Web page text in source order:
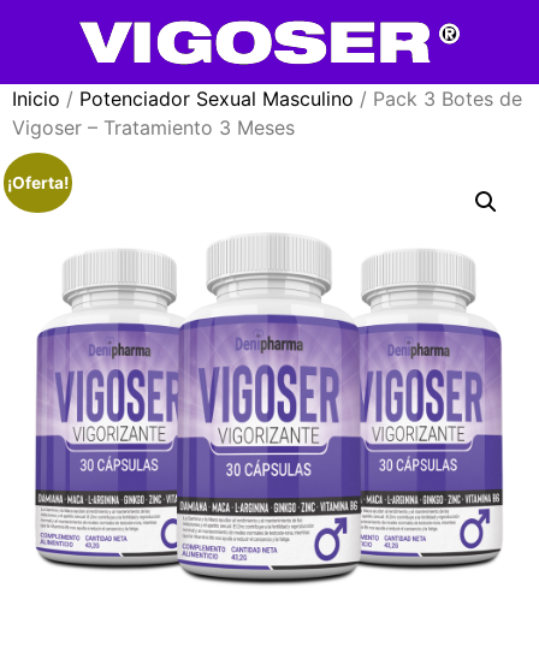
Inicio / Potenciador Sexual Masculino / Pack 3 Botes de
Vigoser – Tratamiento 3 Meses
¡Oferta!